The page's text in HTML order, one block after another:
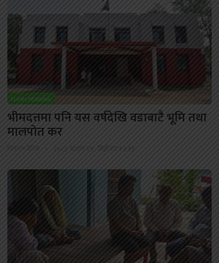
FLASH HEADING
भीमदत्तमा पनि यस वर्षदेखि वडाबाटै भूमि तथा
मालपोत कर
विकल्प दैनिक २०८३ श्रावण १४, बिहीबार १२:११